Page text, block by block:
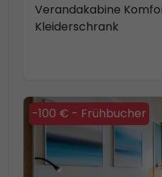
Verandakabine
Kleiderschrank
-100 € - Frühbucher